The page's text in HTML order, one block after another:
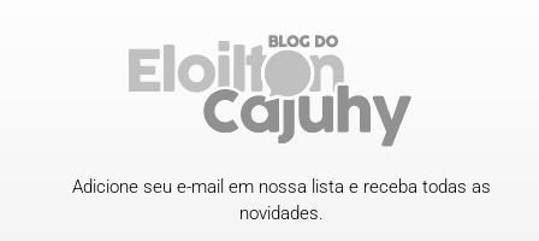
Adicione seu e-mail em nossa lista e receba todas as
novidades.